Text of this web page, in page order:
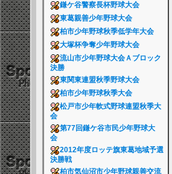
鎌ケ谷警察長杯野球大会
東葛親善少年野球大会
柏市少年野球秋季低学年大会
大塚杯争奪少年野球大会
流山市少年野球大会Ａブロック
決勝
東関東連盟秋季野球大会
柏市少年野球秋季大会
松戸市少年軟式野球連盟秋季大
会
第77回鎌ケ谷市民少年野球大
会
2012年度ロッテ旗東葛地域予選
決勝戦
柏市気仙沼市少年野球親善交流